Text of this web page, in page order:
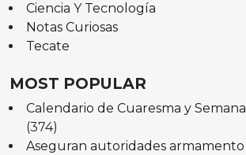
Ciencia Y Tecnología
Notas Curiosas
Tecate
MOST POPULAR
Calendario de Cuaresma y
(374)
Aseguran autoridades